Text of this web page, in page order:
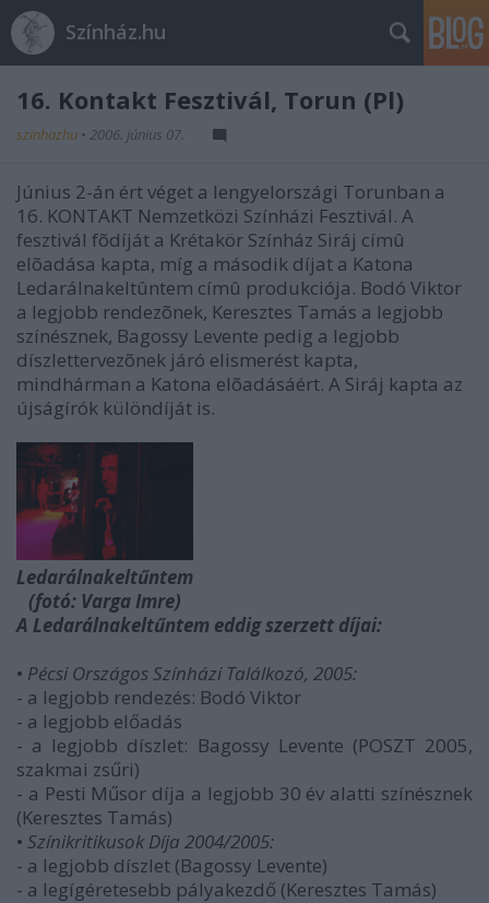
Színház.hu
16. Kontakt Fesztivál, Torun (Pl)
szinhazhu • 2006. június 07.
Június 2-án ért véget a lengyelországi Torunban a
16. KONTAKT Nemzetközi Színházi Fesztivál. A
fesztivál fõdíját a Krétakör Színház Siráj címû
elõadása kapta, míg a második díjat a Katona
Ledarálnakeltûntem címû produkciója. Bodó Viktor
a legjobb rendezõnek, Keresztes Tamás a legjobb
színésznek, Bagossy Levente pedig a legjobb
díszlettervezõnek járó elismerést kapta,
mindhárman a Katona elõadásáért. A Siráj kapta az
újságírók különdíját is.
Ledarálnakeltűntem
(fotó: Varga Imre)
A Ledarálnakeltűntem eddig szerzett díjai:
• Pécsi Országos Színházi Találkozó, 2005:
- a legjobb rendezés: Bodó Viktor
- a legjobb előadás
- a legjobb díszlet: Bagossy Levente (POSZT 2005,
szakmai zsűri)
- a Pesti Műsor díja a legjobb 30 év alatti színésznek
(Keresztes Tamás)
• Színikritikusok Díja 2004/2005:
- a legjobb díszlet (Bagossy Levente)
- a legígéretesebb pályakezdő (Keresztes Tamás)